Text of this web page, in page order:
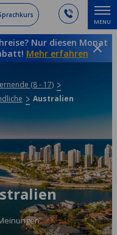
MENU
Nur diesen Monat
Mehr erfahren
(8 - 17)
Australien